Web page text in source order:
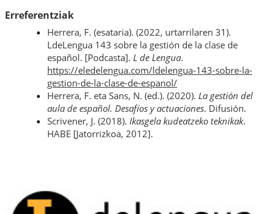
Erreferentziak
Herrera, F. (esataria). (2022, urtarrilaren 31).
LdeLengua 143 sobre la gestión de la clase de
español. [Podcasta]. L de Lengua.
https://eledelengua.com/ldelengua-143-sobre-la-
gestion-de-la-clase-de-espanol/
Herrera, F. eta Sans, N. (ed.). (2020). La gestión del
aula de español. Desafíos y actuaciones. Difusión.
Scrivener, J. (2018). Ikasgela kudeatzeko teknikak.
HABE [Jatorrizkoa, 2012].